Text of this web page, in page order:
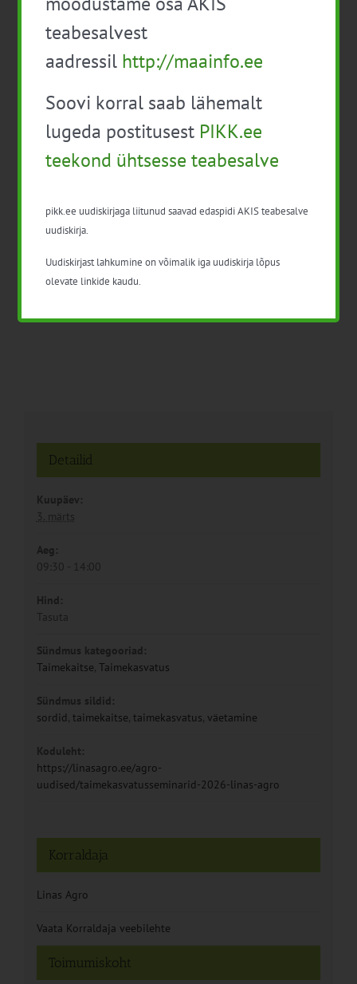
Lisa kalendrisse
27.02.2026 Täiendkoolitus:
Detailid
Kuupäev:
3. märts
Aeg:
09:30 - 14:00
Hind:
Tasuta
Sündmus kategooriad:
Taimekaitse, Taimekasvatus
Sündmus sildid:
sordid, taimekaitse, taimekasvatus, väetamine
Koduleht:
https://linasagro.ee/agro-
uudised/taimekasvatusseminarid-2026-linas-agro
Toimumiskoht
Korraldaja
Linas Agro
Vaata Korraldaja veebilehte
teabesalvest
aadressil http://maainfo.ee
Soovi korral saab lähemalt
lugeda postitusest PIKK.ee
teekond ühtsesse teabesalve
pikk.ee uudiskirjaga liitunud saavad edaspidi AKIS teabesalve
uudiskirja.
Uudiskirjast lahkumine on võimalik iga uudiskirja lõpus
olevate linkide kaudu.